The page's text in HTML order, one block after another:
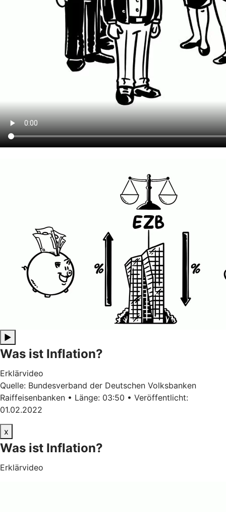
▶
Was ist Inflation?
Erklärvideo
Quelle: Bundesverband der Deutschen Volksbanken
Raiffeisenbanken • Länge: 03:50 • Veröffentlicht:
01.02.2022
x
Was ist Inflation?
Erklärvideo